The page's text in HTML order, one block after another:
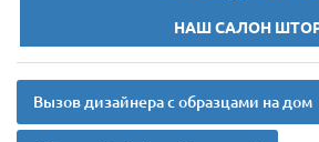
НАШ САЛОН
Вызов дизайнера с образцами на дом